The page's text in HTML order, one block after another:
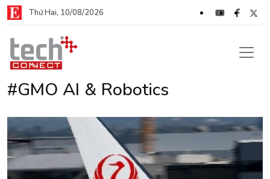
Thứ Hai, 10/08/2026
#GMO AI & Robotics